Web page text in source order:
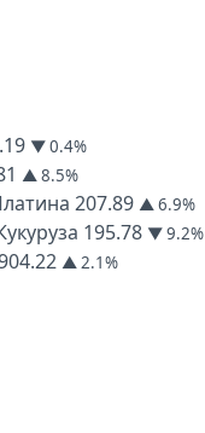
▼ 0.4%
▲ 8.5%
207.89 ▲ 6.9%
195.78 ▼ 9.2%
▲ 2.1%